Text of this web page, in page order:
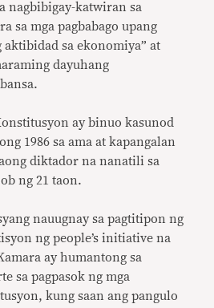
nagbibigay-katwiran sa
sa mga pagbabago upang
aktibidad sa ekonomiya” at
dayuhang
ay binuo kasunod
1986 sa ama at kapangalan
diktador na nanatili sa
ng 21 taon.
nauugnay sa pagtitipon ng
ng people’s initiative na
ay humantong sa
sa pagpasok ng mga
kung saan ang pangulo